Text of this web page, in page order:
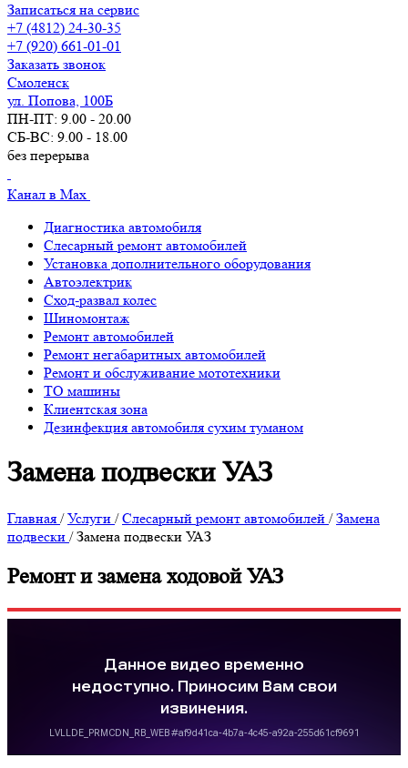
Записаться на сервис
+7 (4812) 24-30-35
+7 (920) 661-01-01
Заказать звонок
Смоленск
ул. Попова, 100Б
ПН-ПТ: 9.00 - 20.00
СБ-ВС: 9.00 - 18.00
без перерыва
Канал в Max
Диагностика автомобиля
Слесарный ремонт автомобилей
Установка дополнительного оборудования
Автоэлектрик
Сход-развал колес
Шиномонтаж
Ремонт автомобилей
Ремонт негабаритных автомобилей
Ремонт и обслуживание мототехники
ТО машины
Клиентская зона
Дезинфекция автомобиля сухим туманом
Замена подвески УАЗ
Главная /Услуги /Слесарный ремонт автомобилей /Замена
подвески /Замена подвески УАЗ
Ремонт и замена ходовой УАЗ